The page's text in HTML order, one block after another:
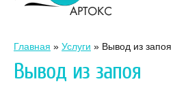
Главная » Услуги » Вывод из запоя
Вывод из запоя